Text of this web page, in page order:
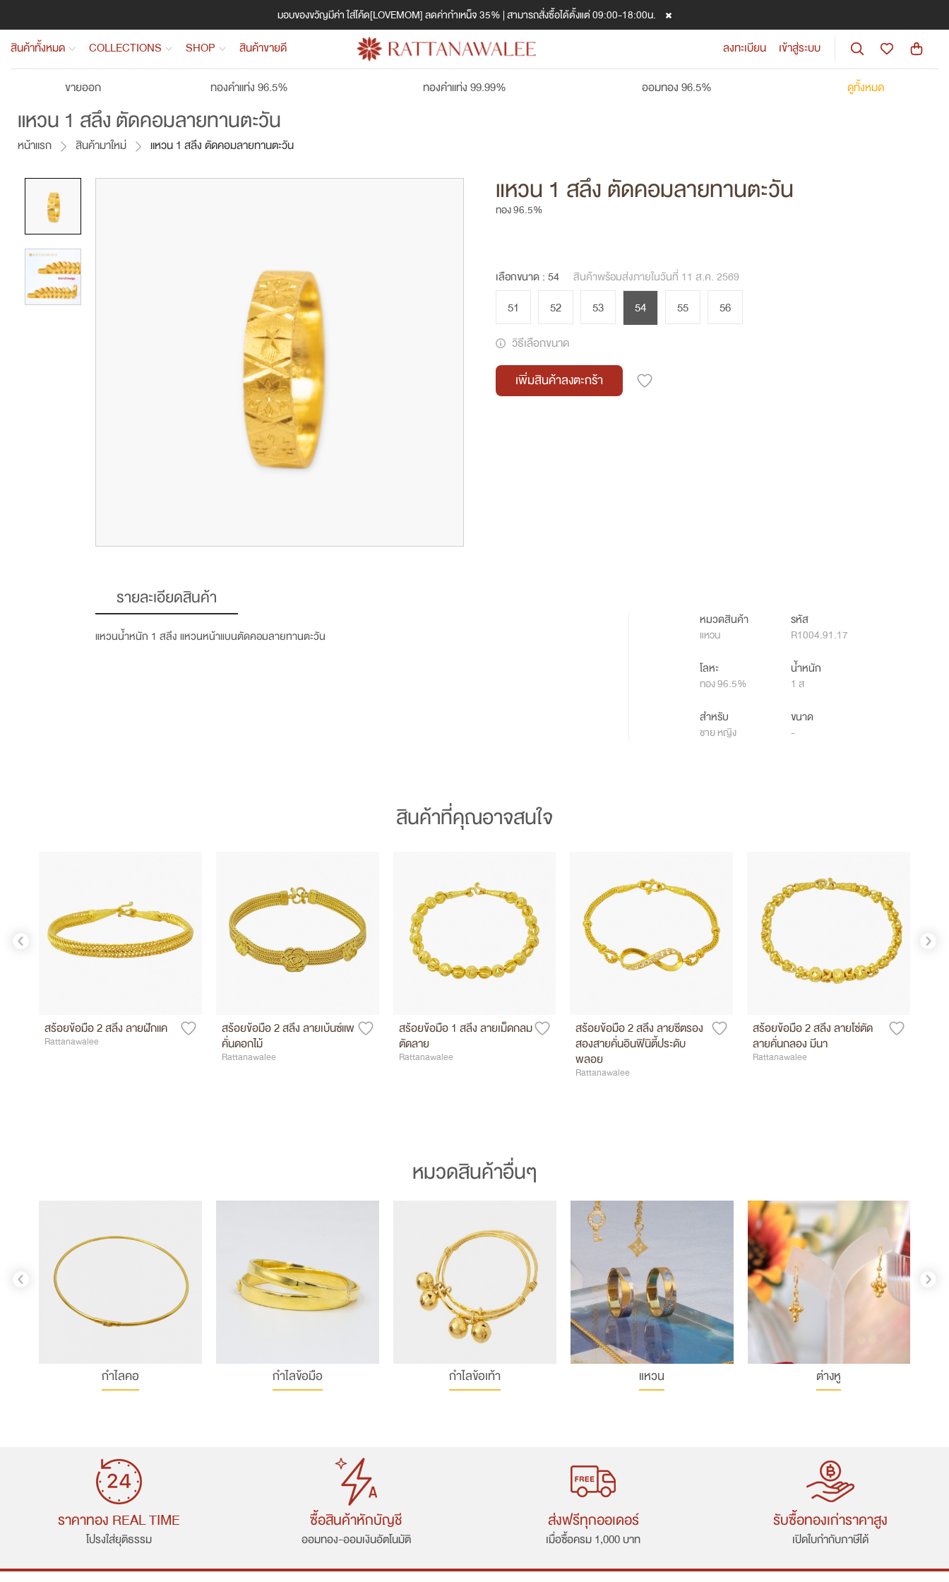
มอบของขวัญมีค่า ใส่โค้ด[LOVEMOM] ลดค่ากำเหน็จ 35% | สามารถสั่งซื้อได้ตั้งแต่ 09:00-18:00น.
สินค้าทั้งหมด COLLECTIONS SHOP สินค้าขายดี ลงทะเบียน เข้าสู่ระบบ
ขายออก ทองคำแท่ง 96.5% ทองคำแท่ง 99.99% ออมทอง 96.5% ดูทั้งหมด
แหวน 1 สลึง ตัดคอมลายทานตะวัน
หน้าแรก สินค้ามาใหม่ แหวน 1 สลึง ตัดคอมลายทานตะวัน
แหวน 1 สลึง ตัดคอมลายทานตะวัน
ทอง 96.5%
เลือกขนาด : 54 สินค้าพร้อมส่งภายในวันที่ 11 ส.ค. 2569
51 52 53 54 55
56
วิธีเลือกขนาด
เพิ่มสินค้าลงตะกร้า
รายละเอียดสินค้า
แหวนน้ำหนัก 1 สลึง แหวนหน้าแบนตัดคอมลายทานตะวัน
หมวดสินค้า
แหวน
โลหะ
ทอง 96.5%
สำหรับ
ชาย หญิง
รหัส
R1004.91.17
น้ำหนัก
1 ส
ขนาด
-
สินค้าที่คุณอาจสนใจ
สร้อยข้อมือ 2 สลึง ลายฝักแค
Rattanawalee
สร้อยข้อมือ 2 สลึง ลายเบ้นซ์แพ
คั่นดอกไม้
Rattanawalee
สร้อยข้อมือ 1 สลึง ลายเม็ดกลม
ตัดลาย
Rattanawalee
สร้อยข้อมือ 2 สลึง ลายซีตรอง
สองสายคั่นอินฟินิตี้ประดับ
พลอย
Rattanawalee
สร้อยข้อมือ 2 สลึง ลายโซ่ตัด
ลายคั่นกลอง มีนา
Rattanawalee
หมวดสินค้าอื่นๆ
กำไลคอ กำไลข้อมือ กำไลข้อเท้า แหวน ต่างหู
ราคาทอง REAL TIME
โปรงใส่ยุติธรรม
ซื้อสินค้าหักบัญชี
ออมทอง-ออมเงินอัตโนมัติ
ส่งฟรีทุกออเดอร์
เมื่อซื้อครม 1,000 บาท
รับซื้อทองเก่าราคาสูง
เปิดใบกำกับภาษีได้